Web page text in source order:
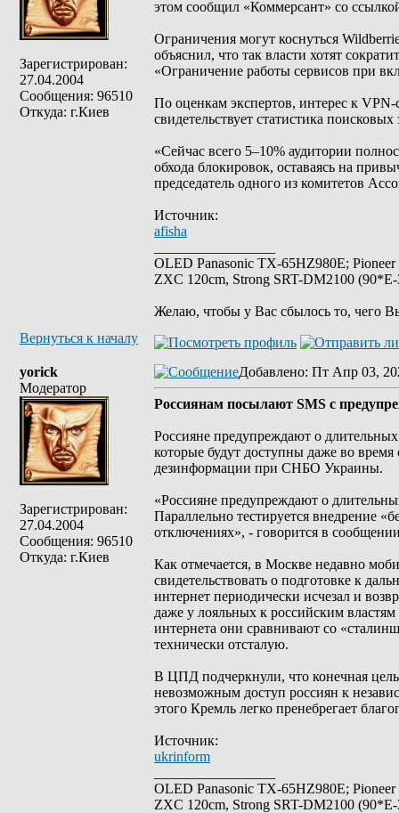
Зарегистрирован:
27.04.2004
Сообщения: 96510
Откуда: г.Киев
этом сообщил «Коммерсант» со
Ограничения могут коснуться
объяснил, что так власти хотят
«Ограничение работы сервисов при
По оценкам экспертов, интерес к
свидетельствует статистика
«Сейчас всего 5–10% аудитории
обхода блокировок, оставаясь на
председатель одного из комитетов
Источник:
afisha
OLED Panasonic TX-65HZ980E;
ZXC 120cm, Strong SRT-DM2100
Желаю, чтобы у Вас сбылось то, чего
Вернуться к началу
yorick
Модератор
Зарегистрирован:
27.04.2004
Сообщения: 96510
Откуда: г.Киев
Добавлено: Пт Апр 03,
Россиянам посылают SMS с
Россияне предупреждают о
которые будут доступны даже во
дезинформации при СНБО Украины.
«Россияне предупреждают о
Параллельно тестируется внедрение
отключениях», - говорится в
Как отмечается, в Москве недавно
свидетельствовать о подготовке к
интернет периодически исчезал и
даже у лояльных к российским
интернета они сравнивают со
технически отсталую.
В ЦПД подчеркнули, что конечная
невозможным доступ россиян к
этого Кремль легко пренебрегает
Источник:
ukrinform
OLED Panasonic TX-65HZ980E;
ZXC 120cm, Strong SRT-DM2100